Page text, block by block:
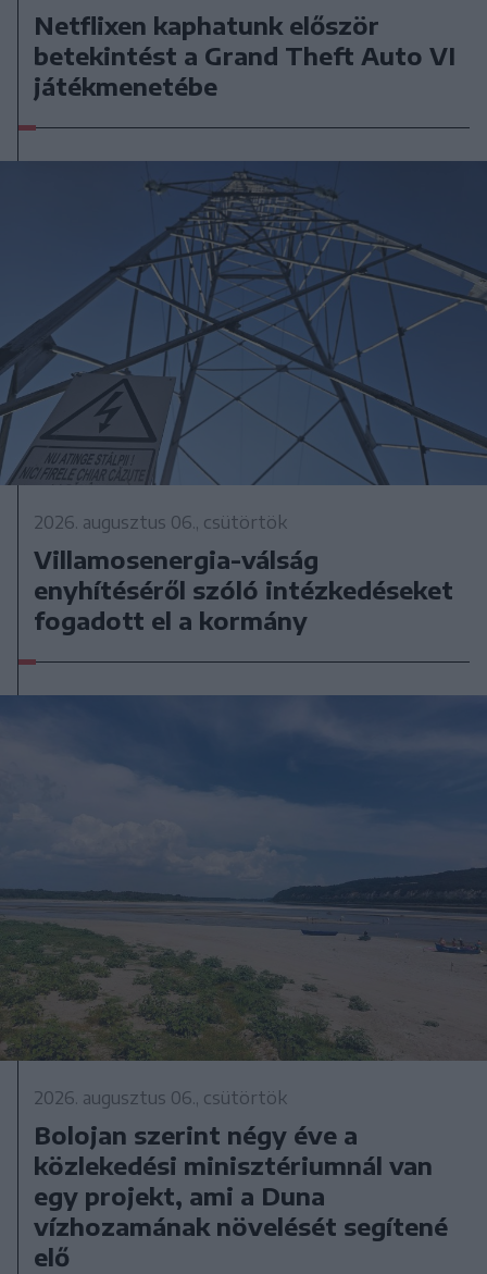
Netflixen kaphatunk először
betekintést a Grand Theft Auto VI
játékmenetébe
2026. augusztus 06., csütörtök
Villamosenergia-válság
enyhítéséről szóló intézkedéseket
fogadott el a kormány
2026. augusztus 06., csütörtök
Bolojan szerint négy éve a
közlekedési minisztériumnál van
egy projekt, ami a Duna
vízhozamának növelését segítené
elő